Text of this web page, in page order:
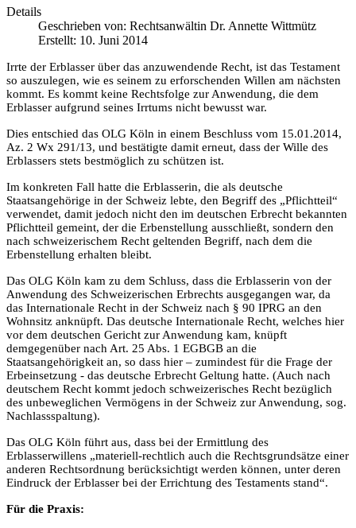
Details
Geschrieben von: Rechtsanwältin Dr. Annette Wittmütz
Erstellt: 10. Juni 2014
Irrte der Erblasser über das anzuwendende Recht, ist das Testament
so auszulegen, wie es seinem zu erforschenden Willen am nächsten
kommt. Es kommt keine Rechtsfolge zur Anwendung, die dem
Erblasser aufgrund seines Irrtums nicht bewusst war.
Dies entschied das OLG Köln in einem Beschluss vom 15.01.2014,
Az. 2 Wx 291/13, und bestätigte damit erneut, dass der Wille des
Erblassers stets bestmöglich zu schützen ist.
Im konkreten Fall hatte die Erblasserin, die als deutsche
Staatsangehörige in der Schweiz lebte, den Begriff des „Pflichtteil“
verwendet, damit jedoch nicht den im deutschen Erbrecht bekannten
Pflichtteil gemeint, der die Erbenstellung ausschließt, sondern den
nach schweizerischem Recht geltenden Begriff, nach dem die
Erbenstellung erhalten bleibt.
Das OLG Köln kam zu dem Schluss, dass die Erblasserin von der
Anwendung des Schweizerischen Erbrechts ausgegangen war, da
das Internationale Recht in der Schweiz nach § 90 IPRG an den
Wohnsitz anknüpft. Das deutsche Internationale Recht, welches hier
vor dem deutschen Gericht zur Anwendung kam, knüpft
demgegenüber nach Art. 25 Abs. 1 EGBGB an die
Staatsangehörigkeit an, so dass hier – zumindest für die Frage der
Erbeinsetzung - das deutsche Erbrecht Geltung hatte. (Auch nach
deutschem Recht kommt jedoch schweizerisches Recht bezüglich
des unbeweglichen Vermögens in der Schweiz zur Anwendung, sog.
Nachlassspaltung).
Das OLG Köln führt aus, dass bei der Ermittlung des
Erblasserwillens „materiell-rechtlich auch die Rechtsgrundsätze einer
anderen Rechtsordnung berücksichtigt werden können, unter deren
Eindruck der Erblasser bei der Errichtung des Testaments stand“.
Für die Praxis: